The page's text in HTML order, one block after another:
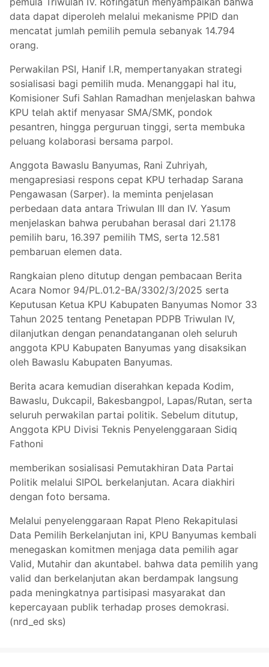
data dapat diperoleh melalui mekanisme PPID dan
mencatat jumlah pemilih pemula sebanyak 14.794
orang.
Perwakilan PSI, Hanif I.R, mempertanyakan strategi
sosialisasi bagi pemilih muda. Menanggapi hal itu,
Komisioner Sufi Sahlan Ramadhan menjelaskan bahwa
KPU telah aktif menyasar SMA/SMK, pondok
pesantren, hingga perguruan tinggi, serta membuka
peluang kolaborasi bersama parpol.
Anggota Bawaslu Banyumas, Rani Zuhriyah,
mengapresiasi respons cepat KPU terhadap Sarana
Pengawasan (Sarper). Ia meminta penjelasan
perbedaan data antara Triwulan III dan IV. Yasum
menjelaskan bahwa perubahan berasal dari 21.178
pemilih baru, 16.397 pemilih TMS, serta 12.581
pembaruan elemen data.
Rangkaian pleno ditutup dengan pembacaan Berita
Acara Nomor 94/PL.01.2-BA/3302/3/2025 serta
Keputusan Ketua KPU Kabupaten Banyumas Nomor 33
Tahun 2025 tentang Penetapan PDPB Triwulan IV,
dilanjutkan dengan penandatanganan oleh seluruh
anggota KPU Kabupaten Banyumas yang disaksikan
oleh Bawaslu Kabupaten Banyumas.
Berita acara kemudian diserahkan kepada Kodim,
Bawaslu, Dukcapil, Bakesbangpol, Lapas/Rutan, serta
seluruh perwakilan partai politik. Sebelum ditutup,
Anggota KPU Divisi Teknis Penyelenggaraan Sidiq
Fathoni
memberikan sosialisasi Pemutakhiran Data Partai
Politik melalui SIPOL berkelanjutan. Acara diakhiri
dengan foto bersama.
Melalui penyelenggaraan Rapat Pleno Rekapitulasi
Data Pemilih Berkelanjutan ini, KPU Banyumas kembali
menegaskan komitmen menjaga data pemilih agar
Valid, Mutahir dan akuntabel. bahwa data pemilih yang
valid dan berkelanjutan akan berdampak langsung
pada meningkatnya partisipasi masyarakat dan
kepercayaan publik terhadap proses demokrasi.
(nrd_ed sks)